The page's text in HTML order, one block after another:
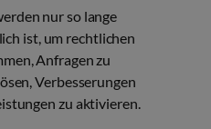
nur so lange
ist, um rechtlichen
Anfragen zu
Verbesserungen
zu aktivieren.